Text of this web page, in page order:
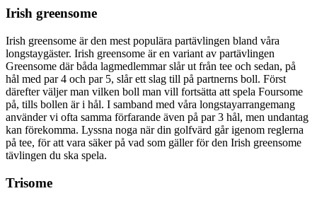
Irish greensome
Irish greensome är den mest populära partävlingen bland våra
longstaygäster. Irish greensome är en variant av partävlingen
Greensome där båda lagmedlemmar slår ut från tee och sedan, på
hål med par 4 och par 5, slår ett slag till på partnerns boll. Först
därefter väljer man vilken boll man vill fortsätta att spela Foursome
på, tills bollen är i hål. I samband med våra longstayarrangemang
använder vi ofta samma förfarande även på par 3 hål, men undantag
kan förekomma. Lyssna noga när din golfvärd går igenom reglerna
på tee, för att vara säker på vad som gäller för den Irish greensome
tävlingen du ska spela.
Trisome